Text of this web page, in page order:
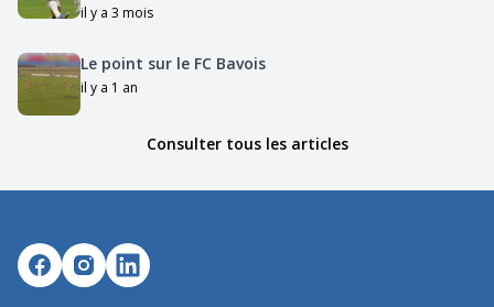
il y a 3 mois
Le point sur le FC Bavois
il y a 1 an
Consulter tous les articles